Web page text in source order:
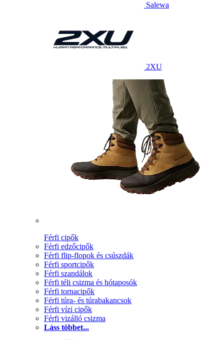
Salewa
2XU
Férfi cipők
Férfi edzőcipők
Férfi flip-flopok és csúszdák
Férfi sportcipők
Férfi szandálok
Férfi téli csizma és hótaposók
Férfi tornacipők
Férfi túra- és túrabakancsok
Férfi vízi cipők
Férfi vizálló csizma
Láss többet...